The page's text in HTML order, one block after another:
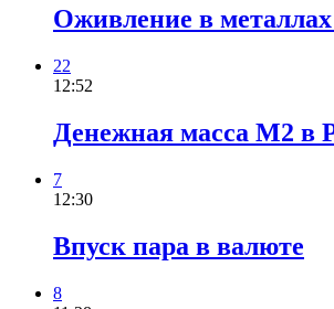
Оживление в
22
12:52
Денежная масса М2 в
7
12:30
Впуск пара в валюте
8